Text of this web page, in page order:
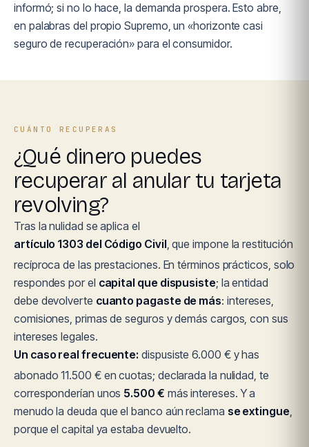
informó; si no lo hace, la demanda prospera. Esto abre,
en palabras del propio Supremo, un «horizonte casi
seguro de recuperación» para el consumidor.
CUÁNTO RECUPERAS
¿Qué dinero puedes
recuperar al anular tu tarjeta
revolving?
Tras la nulidad se aplica el
artículo 1303 del Código Civil, que impone la restitución
recíproca de las prestaciones. En términos prácticos, solo
respondes por el capital que dispusiste; la entidad
debe devolverte cuanto pagaste de más: intereses,
comisiones, primas de seguros y demás cargos, con sus
intereses legales.
Un caso real frecuente: dispusiste 6.000 € y has
abonado 11.500 € en cuotas; declarada la nulidad, te
corresponderían unos 5.500 € más intereses. Y a
menudo la deuda que el banco aún reclama se extingue,
porque el capital ya estaba devuelto.